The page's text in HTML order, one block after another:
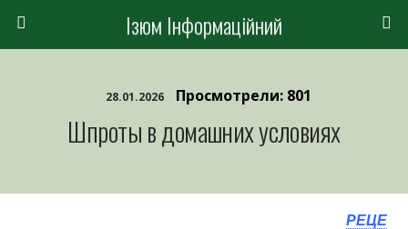
Ізюм Інформаційний
28.01.2026 Просмотрели: 801
Шпроты в домашних условиях
РЕЦЕ